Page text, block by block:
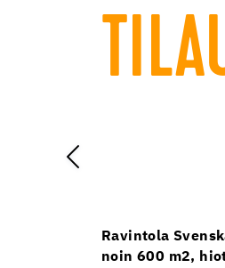
Ravintola
noin 600 m2,